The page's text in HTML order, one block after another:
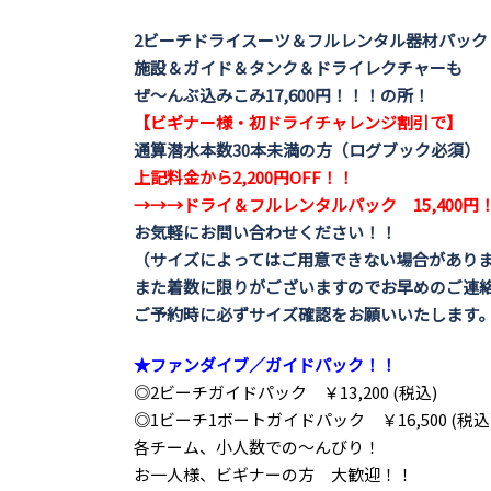
2ビーチドライスーツ＆フルレンタル器材パック
施設＆ガイド＆タンク＆ドライレクチャーも
ぜ～んぶ込みこみ17,600円！！！の所！
【ビギナー様・初ドライチャレンジ割引で】
通算潜水本数30本未満の方（ログブック必須）
上記料金から2,200円OFF！！
→→→ドライ＆フルレンタルパック 15,400円
お気軽にお問い合わせください！！
（サイズによってはご用意できない場合がありま
また着数に限りがございますのでお早めのご連絡
ご予約時に必ずサイズ確認をお願いいたします。
★ファンダイブ／ガイドパック！！
◎2ビーチガイドパック ￥13,200 (税込)
◎1ビーチ1ボートガイドパック ￥16,500 (税
各チーム、小人数での～んびり！
お一人様、ビギナーの方 大歓迎！！